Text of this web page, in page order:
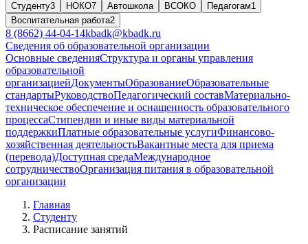
Студенту3 НОКО7 Автошкола ВСОКО Педагогам1
Воспитательная работа2
8 (8662) 44-04-14kbadk@kbadk.ru
Сведения об образовательной организации
Основные сведенияСтруктура и органы управления
образовательной
организациейДокументыОбразованиеОбразовательные
стандартыРуководствоПедагогический составМатериально-
техническое обеспечение и оснащенность образовательного
процессаСтипендии и иные виды материальной
поддержкиПлатные образовательные услугиФинансово-
хозяйственная деятельностьВакантные места для приема
(перевода)Доступная средаМеждународное
сотрудничествоОрганизация питания в образовательной
организации
Главная
Студенту
Расписание занятий